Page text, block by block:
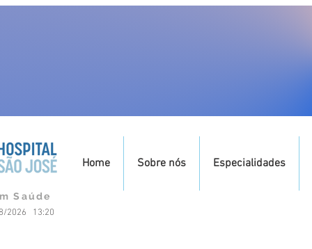
Home Sobre nós Especialidades
Saúde
2026 13:20